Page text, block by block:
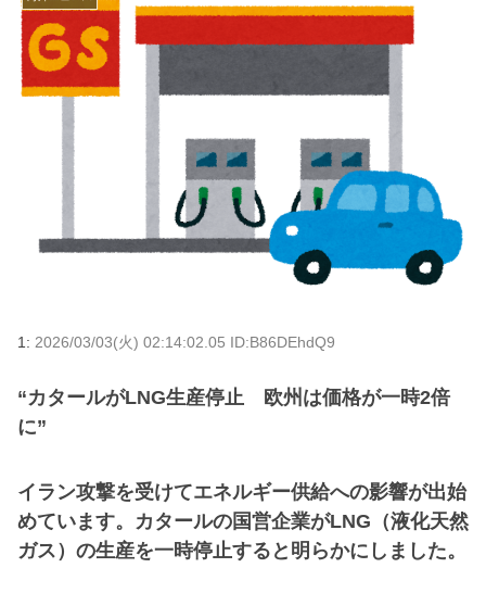
1: 2026/03/03(火) 02:14:02.05 ID:B86DEhdQ9
“カタールがLNG生産停止 欧州は価格が一時2倍
に”
イラン攻撃を受けてエネルギー供給への影響が出始
めています。カタールの国営企業がLNG（液化天然
ガス）の生産を一時停止すると明らかにしました。